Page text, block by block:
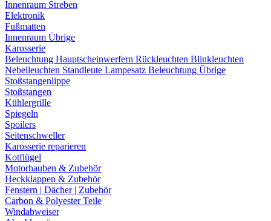
Innenraum Streben
Elektronik
Fußmatten
Innenraum Übrige
Karosserie
Beleuchtung Hauptscheinwerfern Rückleuchten Blinkleuchten
Nebelleuchten Standleute Lampesatz Beleuchtung Übrige
Stoßstangenlippe
Stoßstangen
Kühlergrille
Spiegeln
Spoilers
Seitenschweller
Karosserie reparieren
Kotflügel
Motorhauben & Zubehör
Heckklappen & Zubehör
Fenstern | Dächer | Zubehör
Carbon & Polyester Teile
Windabweiser